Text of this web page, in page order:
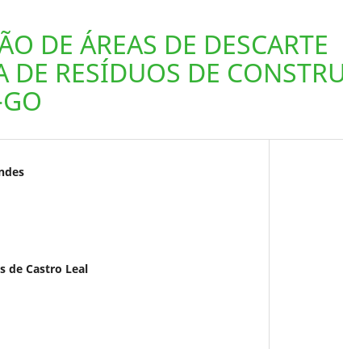
DE ÁREAS DE DESCARTE
DE RESÍDUOS DE
de Castro Leal